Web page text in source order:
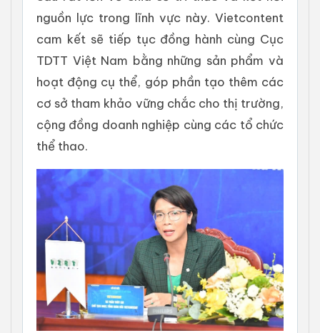
nguồn lực trong lĩnh vực này. Vietcontent
cam kết sẽ tiếp tục đồng hành cùng Cục
TDTT Việt Nam bằng những sản phẩm và
hoạt động cụ thể, góp phần tạo thêm các
cơ sở tham khảo vững chắc cho thị trường,
cộng đồng doanh nghiệp cùng các tổ chức
thể thao.